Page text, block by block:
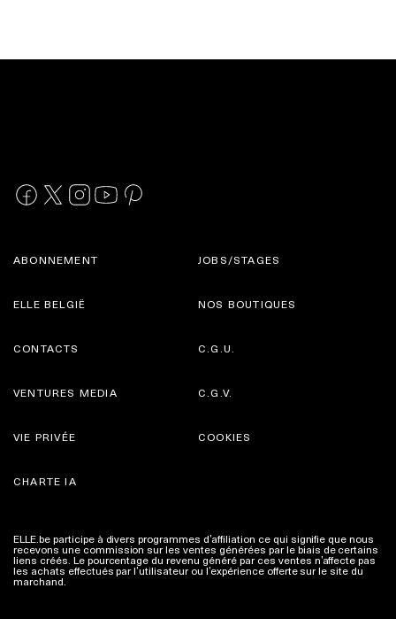
ABONNEMENT
ELLE BELGIË
JOBS/STAGES
NOS BOUTIQUES
CONTACTS
VENTURES MEDIA
C.G.U.
C.G.V.
VIE PRIVÉE
CHARTE IA
COOKIES
ELLE.be participe à divers programmes d’affiliation ce qui signifie que nous
recevons une commission sur les ventes générées par le biais de certains
liens créés. Le pourcentage du revenu généré par ces ventes n’affecte pas
les achats effectués par l’utilisateur ou l’expérience offerte sur le site du
marchand. Plus d'infos